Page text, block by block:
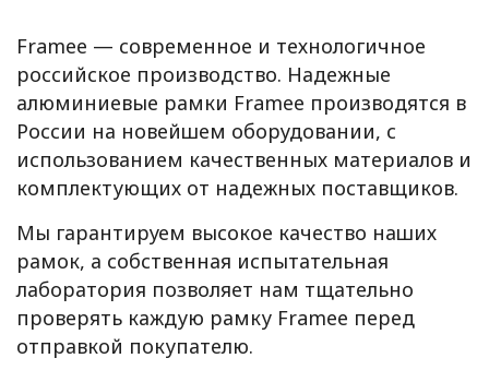
Framee — современное и технологичное
российское производство. Надежные
алюминиевые рамки Framee производятся в
России на новейшем оборудовании, с
использованием качественных материалов и
комплектующих от надежных поставщиков.
Мы гарантируем высокое качество наших
рамок, а собственная испытательная
лаборатория позволяет нам тщательно
проверять каждую рамку Framee перед
отправкой покупателю.